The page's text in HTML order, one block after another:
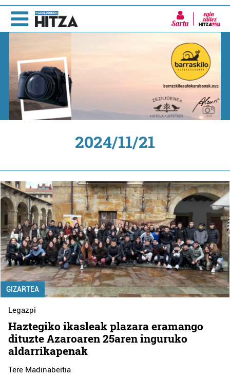
Sartu
2024/11/21
GIZARTEA
Legazpi
Haztegiko ikasleak plazara eramango
dituzte Azaroaren 25aren inguruko
aldarrikapenak
Tere Madinabeitia